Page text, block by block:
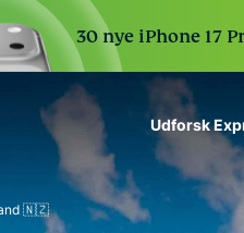
30 nye iPhone 17
Udforsk
ExpressVPN for Teams
VPN protection for
🇳🇿